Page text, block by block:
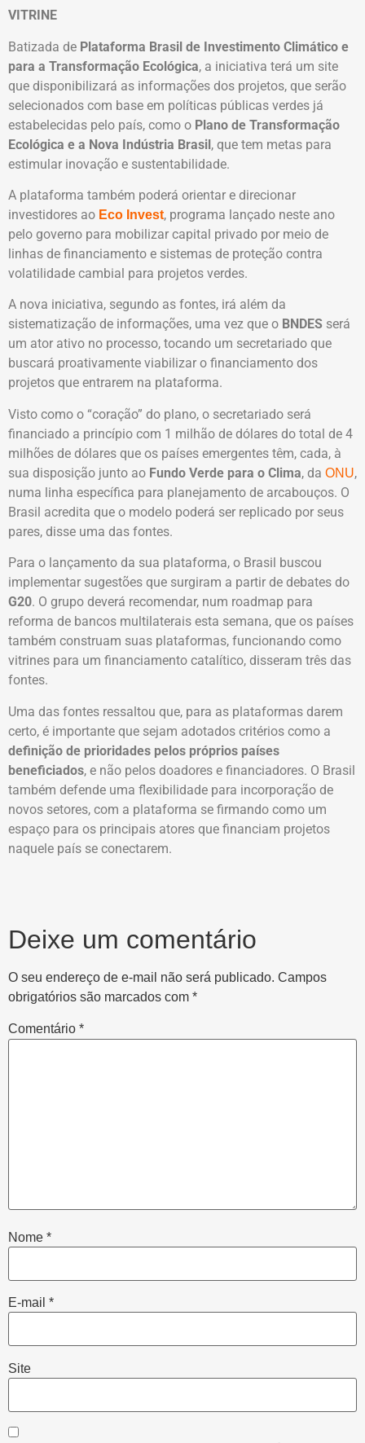
VITRINE
Batizada de Plataforma Brasil de Investimento Climático e
para a Transformação Ecológica, a iniciativa terá um site
que disponibilizará as informações dos projetos, que serão
selecionados com base em políticas públicas verdes já
estabelecidas pelo país, como o Plano de Transformação
Ecológica e a Nova Indústria Brasil, que tem metas para
estimular inovação e sustentabilidade.
A plataforma também poderá orientar e direcionar
investidores ao Eco Invest, programa lançado neste ano
pelo governo para mobilizar capital privado por meio de
linhas de financiamento e sistemas de proteção contra
volatilidade cambial para projetos verdes.
A nova iniciativa, segundo as fontes, irá além da
sistematização de informações, uma vez que o BNDES será
um ator ativo no processo, tocando um secretariado que
buscará proativamente viabilizar o financiamento dos
projetos que entrarem na plataforma.
Visto como o “coração” do plano, o secretariado será
financiado a princípio com 1 milhão de dólares do total de 4
milhões de dólares que os países emergentes têm, cada, à
sua disposição junto ao Fundo Verde para o Clima, da ONU,
numa linha específica para planejamento de arcabouços. O
Brasil acredita que o modelo poderá ser replicado por seus
pares, disse uma das fontes.
Para o lançamento da sua plataforma, o Brasil buscou
implementar sugestões que surgiram a partir de debates do
G20. O grupo deverá recomendar, num roadmap para
reforma de bancos multilaterais esta semana, que os países
também construam suas plataformas, funcionando como
vitrines para um financiamento catalítico, disseram três das
fontes.
Uma das fontes ressaltou que, para as plataformas darem
certo, é importante que sejam adotados critérios como a
definição de prioridades pelos próprios países
beneficiados, e não pelos doadores e financiadores. O Brasil
também defende uma flexibilidade para incorporação de
novos setores, com a plataforma se firmando como um
espaço para os principais atores que financiam projetos
naquele país se conectarem.
Deixe um comentário
O seu endereço de e-mail não será publicado. Campos
obrigatórios são marcados com *
Comentário *
Nome *
E-mail *
Site